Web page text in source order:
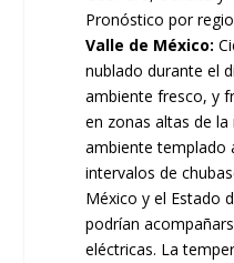
Pronóstico por
Valle de México:
nublado durante el
ambiente fresco, y
en zonas altas de
ambiente templado
intervalos de
México y el Estado
podrían
eléctricas. La